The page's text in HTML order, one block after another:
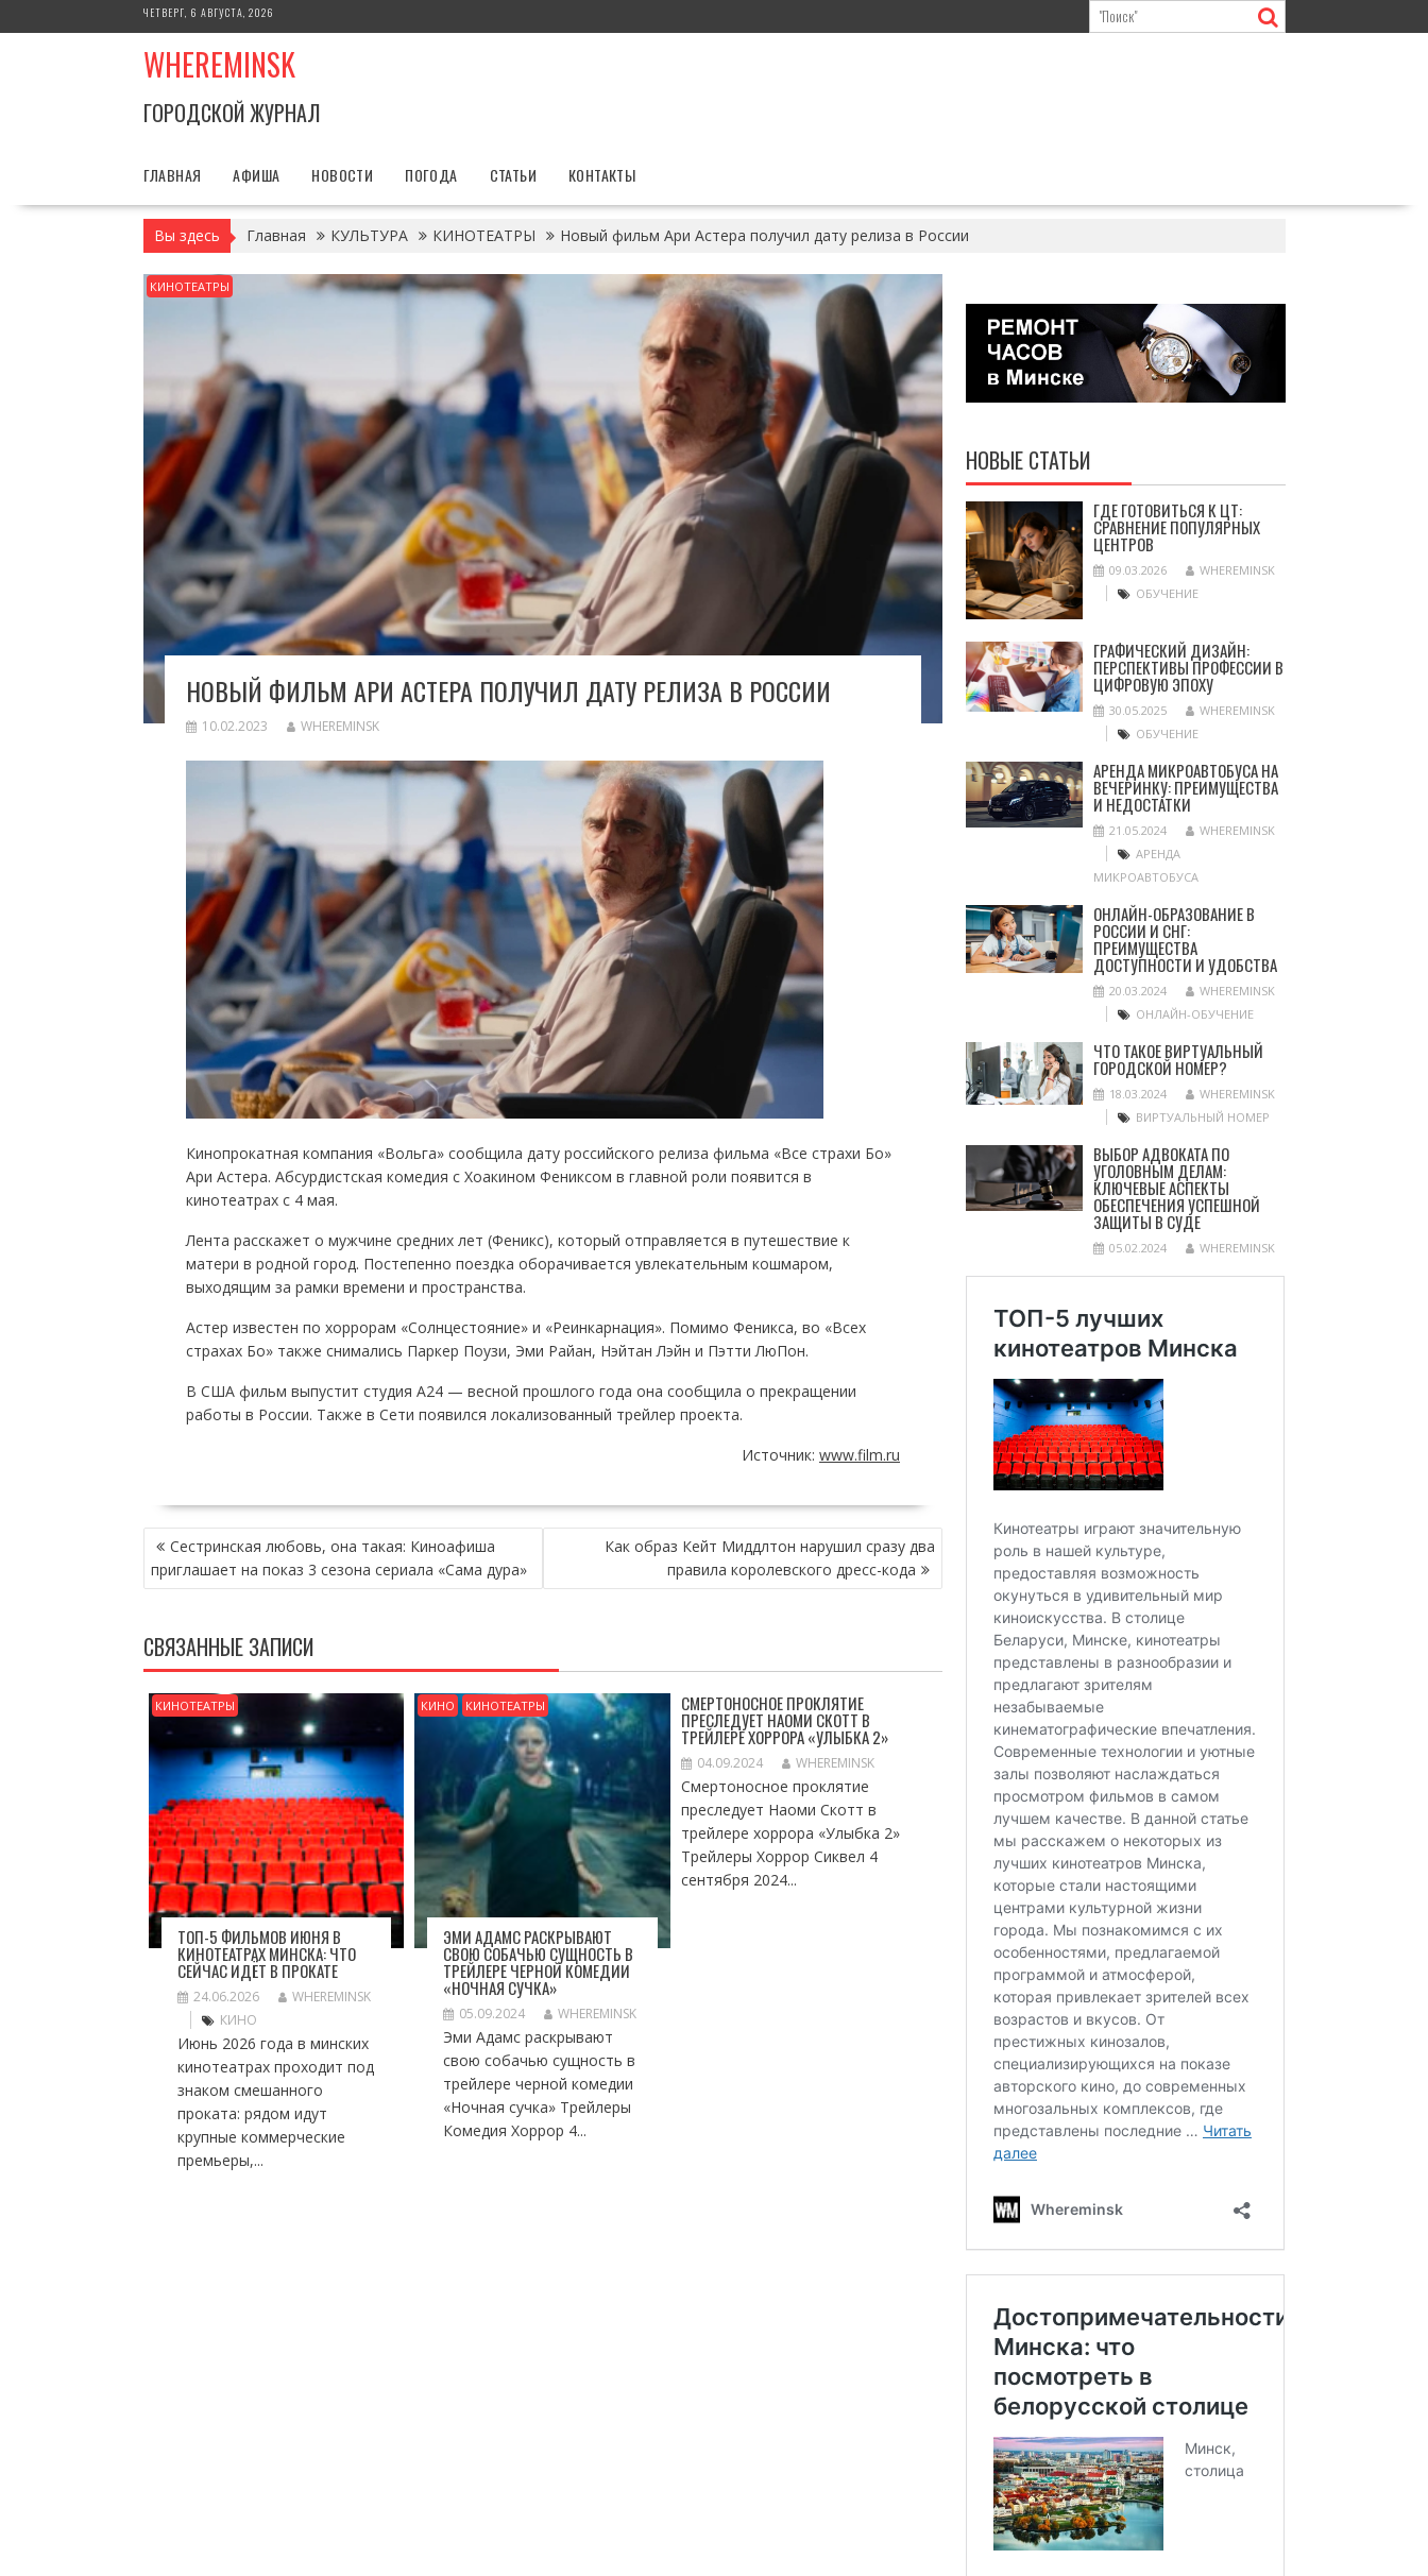
к
ЧЕТВЕРГ, 6 АВГУСТА, 2026
WHEREMINSK
ГОРОДСКОЙ ЖУРНАЛ
ГЛАВНАЯ АФИША НОВОСТИ ПОГОДА СТАТЬИ КОНТАКТЫ
Вы здесь Главная КУЛЬТУРА КИНОТЕАТРЫ Новый фильм Ари Астера получил дату релиза в России
КИНОТЕАТРЫ
НОВЫЙ ФИЛЬМ АРИ АСТЕРА ПОЛУЧИЛ ДАТУ РЕЛИЗА В РОССИИ
10.02.2023 WHEREMINSK
Кинопрокатная компания «Вольга» сообщила дату российского релиза фильма «Все страхи Бо»
Ари Астера. Абсурдистская комедия с Хоакином Фениксом в главной роли появится в
кинотеатрах с 4 мая.
Лента расскажет о мужчине средних лет (Феникс), который отправляется в путешествие к
матери в родной город. Постепенно поездка оборачивается увлекательным кошмаром,
выходящим за рамки времени и пространства.
Астер известен по хоррорам «Солнцестояние» и «Реинкарнация». Помимо Феникса, во «Всех
страхах Бо» также снимались Паркер Поузи, Эми Райан, Нэйтан Лэйн и Пэтти ЛюПон.
В США фильм выпустит студия A24 — весной прошлого года она сообщила о прекращении
работы в России. Также в Сети появился локализованный трейлер проекта.
Источник: www.film.ru
НАВИГАЦИЯ
ПО
ЗАПИСЯМ
Сестринская любовь, она такая: Киноафиша
приглашает на показ 3 сезона сериала «Сама дура»
Как образ Кейт Миддлтон нарушил сразу два
правила королевского дресс-кода
СВЯЗАННЫЕ ЗАПИСИ
КИНОТЕАТРЫ
ТОП-5 ФИЛЬМОВ ИЮНЯ В
КИНОТЕАТРАХ МИНСКА: ЧТО
СЕЙЧАС ИДЁТ В ПРОКАТЕ
24.06.2026
WHEREMINSK
КИНО
Июнь 2026 года в минских
кинотеатрах проходит под
знаком смешанного
проката: рядом идут
крупные коммерческие
премьеры,...
КИНО КИНОТЕАТРЫ
ЭМИ АДАМС РАСКРЫВАЮТ
СВОЮ СОБАЧЬЮ СУЩНОСТЬ В
ТРЕЙЛЕРЕ ЧЕРНОЙ КОМЕДИИ
«НОЧНАЯ СУЧКА»
05.09.2024 WHEREMINSK
Эми Адамс раскрывают
свою собачью сущность в
трейлере черной комедии
«Ночная сучка» Трейлеры
Комедия Хоррор 4...
СМЕРТОНОСНОЕ ПРОКЛЯТИЕ
ПРЕСЛЕДУЕТ НАОМИ СКОТТ В
ТРЕЙЛЕРЕ ХОРРОРА «УЛЫБКА 2»
04.09.2024 WHEREMINSK
Смертоносное проклятие
преследует Наоми Скотт в
трейлере хоррора «Улыбка 2»
Трейлеры Хоррор Сиквел 4
сентября 2024...
НОВЫЕ СТАТЬИ
ГДЕ ГОТОВИТЬСЯ К ЦТ:
СРАВНЕНИЕ ПОПУЛЯРНЫХ
ЦЕНТРОВ
09.03.2026
WHEREMINSK
ОБУЧЕНИЕ
ГРАФИЧЕСКИЙ ДИЗАЙН:
ПЕРСПЕКТИВЫ ПРОФЕССИИ В
ЦИФРОВУЮ ЭПОХУ
30.05.2025
WHEREMINSK
ОБУЧЕНИЕ
АРЕНДА МИКРОАВТОБУСА НА
ВЕЧЕРИНКУ: ПРЕИМУЩЕСТВА
И НЕДОСТАТКИ
21.05.2024
WHEREMINSK
АРЕНДА
МИКРОАВТОБУСА
ОНЛАЙН-ОБРАЗОВАНИЕ В
РОССИИ И СНГ:
ПРЕИМУЩЕСТВА
ДОСТУПНОСТИ И УДОБСТВА
20.03.2024
WHEREMINSK
ОНЛАЙН-ОБУЧЕНИЕ
ЧТО ТАКОЕ ВИРТУАЛЬНЫЙ
ГОРОДСКОЙ НОМЕР?
18.03.2024
WHEREMINSK
ВИРТУАЛЬНЫЙ НОМЕР
ВЫБОР АДВОКАТА ПО
УГОЛОВНЫМ ДЕЛАМ:
КЛЮЧЕВЫЕ АСПЕКТЫ
ОБЕСПЕЧЕНИЯ УСПЕШНОЙ
ЗАЩИТЫ В СУДЕ
05.02.2024 WHEREMINSK